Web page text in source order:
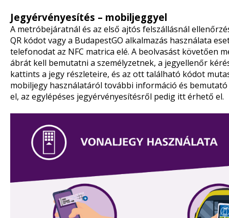
Jegyérvényesítés – mobiljeggyel
A metróbejáratnál és az első ajtós felszállásnál
QR kódot vagy a BudapestGO alkalmazás használata
telefonodat az NFC matrica elé. A beolvasást követően
ábrát kell bemutatni a személyzetnek, a jegyellenőr
kattints a jegy részleteire, és az ott található kódot
mobiljegy használatáról további információ és
el, az egylépéses jegyérvényesítésről pedig ittérhető el.